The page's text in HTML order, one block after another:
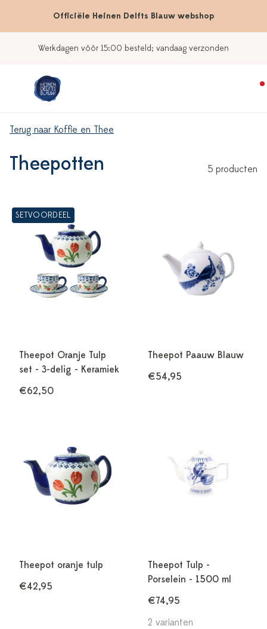
Officiële Heinen Delfts Blauw webshop
Werkdagen vóór 15:00 besteld; vandaag verzonden
Terug naar Koffie en Thee
Theepotten 5 producten
SETVOORDEEL
Theepot Oranje Tulp
set - 3-delig - Keramiek
€62,50
Theepot Paauw Blauw
€54,95
Theepot oranje tulp
€42,95
Theepot Tulp -
Porselein - 1500 ml
€74,95
2 varianten